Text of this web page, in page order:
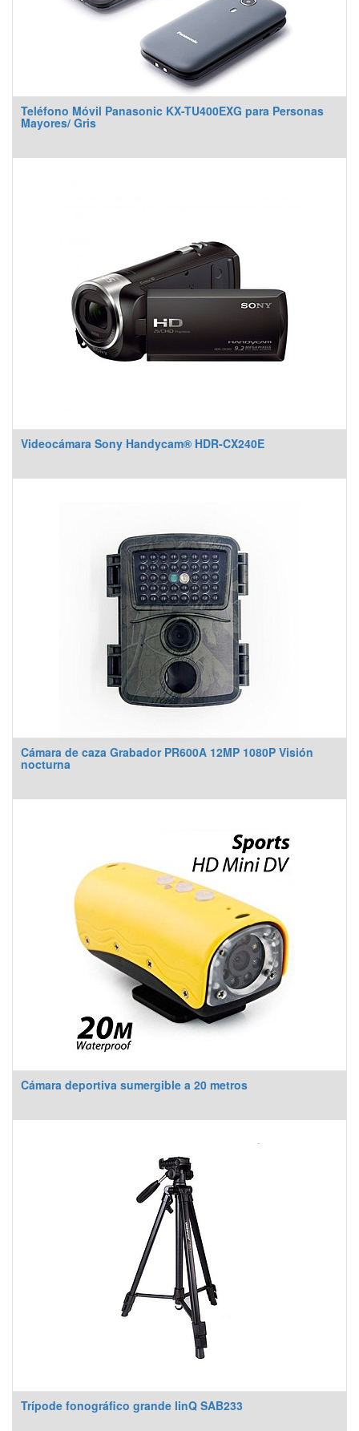
Teléfono Móvil Panasonic KX-TU400EXG para Personas
Mayores/ Gris
Videocámara Sony Handycam® HDR-CX240E
Cámara de caza Grabador PR600A 12MP 1080P Visión
nocturna
Cámara deportiva sumergible a 20 metros
Trípode fonográfico grande linQ SAB233